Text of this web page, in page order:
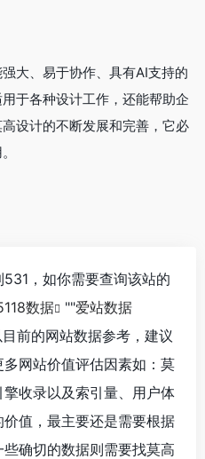
大、易于协作、具有AI支持的
于各种设计工作，还能帮助企
设计的不断发展和完善，它必
，如你需要查询该站的
数据 ""爱站数据
前的网站数据参考，建议
网站价值评估因素如：莫
收录以及索引量、用户体
值，最主要还是需要根据
确切的数据则需要找莫高